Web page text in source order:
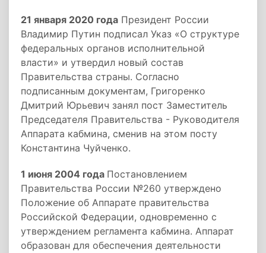
21 января 2020 года Президент России
Владимир Путин подписал Указ «О структуре
федеральных органов исполнительной
власти» и утвердил новый состав
Правительства страны. Согласно
подписанным документам, Григоренко
Дмитрий Юрьевич занял пост Заместитель
Председателя Правительства - Руководителя
Аппарата кабмина, сменив на этом посту
Константина Чуйченко.
1 июня 2004 года Постановлением
Правительства России №260 утверждено
Положение об Аппарате правительства
Российской Федерации, одновременно с
утверждением регламента кабмина. Аппарат
образован для обеспечения деятельности